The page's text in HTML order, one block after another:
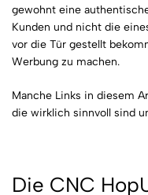
gewohnt eine
Kunden und nicht die
vor die Tür gestellt
Werbung zu machen.
Manche Links in diesem
die wirklich sinnvoll sind
Die CNC